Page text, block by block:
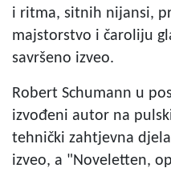
i ritma, sitnih nijansi,
majstorstvo i čaroliju
savršeno izveo.
Robert Schumann u
izvođeni autor na
tehnički zahtjevna
izveo, a "Noveletten,